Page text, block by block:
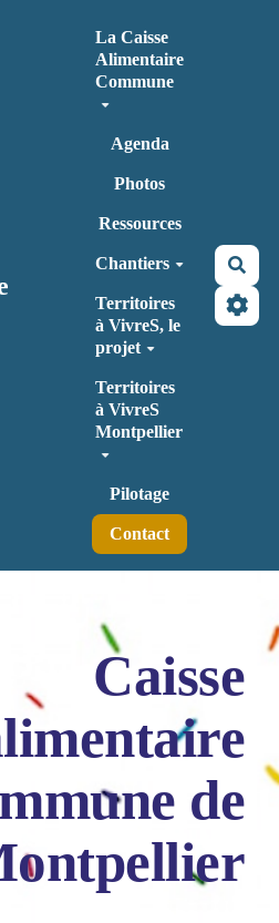
La Caisse
Alimentaire
Commune
Agenda
Photos
Ressources
Chantiers
Territoires
à VivreS, le
projet
Territoires
à VivreS
Montpellier
Pilotage
Contact
Caisse
de